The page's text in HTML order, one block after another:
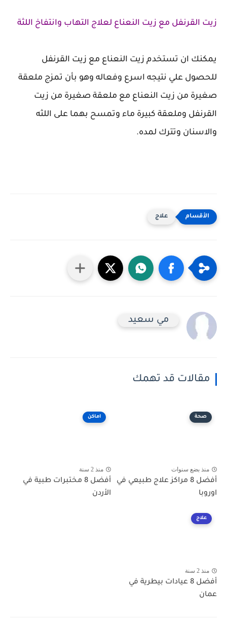
زيت القرنفل مع زيت النعناع لعلاج التهاب وانتفاخ اللثة
يمكنك ان تستخدم زيت النعناع مع زيت القرنفل
للحصول علي نتيجه اسرع وفعاله وهو بأن تمزج ملعقة
صغيرة من زيت النعناع مع ملعقة صغيرة من زيت
القرنفل وملعقة كبيرة ماء وتمسح بهما على اللثه
والاسنان وتترك لمده.
علاج
مي سعيد
مقالات قد تهمك
صحة
منذ بضع سنوات
أفضل 8 مراكز علاج طبيعي في
اوروبا
اماكن
منذ 2 سنة
أفضل 8 مختبرات طبية في
الأردن
علاج
منذ 2 سنة
أفضل 8 عيادات بيطرية في
عمان